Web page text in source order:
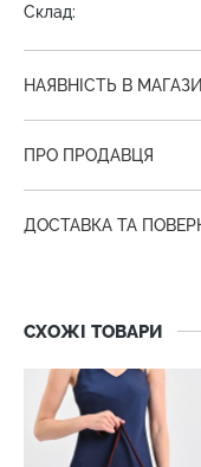
Склад:
НАЯВНІСТЬ В
ПРО ПРОДАВЦЯ
ДОСТАВКА ТА
СХОЖІ ТОВАРИ